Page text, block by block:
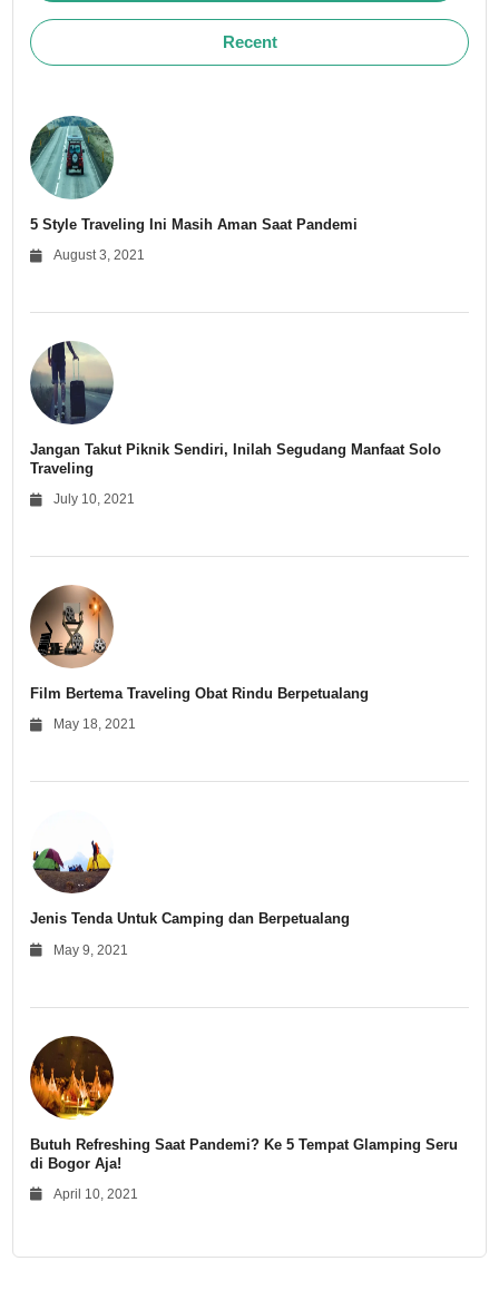
Recent
5 Style Traveling Ini Masih Aman Saat Pandemi
August 3, 2021
Jangan Takut Piknik Sendiri, Inilah Segudang Manfaat Solo
Traveling
July 10, 2021
Film Bertema Traveling Obat Rindu Berpetualang
May 18, 2021
Jenis Tenda Untuk Camping dan Berpetualang
May 9, 2021
Butuh Refreshing Saat Pandemi? Ke 5 Tempat Glamping Seru
di Bogor Aja!
April 10, 2021